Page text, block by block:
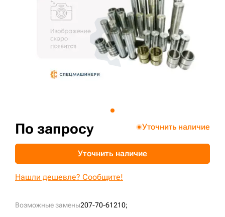
Возможные замены207-70-61210;
По запросу Уточнить наличие
Уточнить наличие
Нашли дешевле? Сообщите!
3D тур по производству
3D тур по складам
sksale@skdst.ru